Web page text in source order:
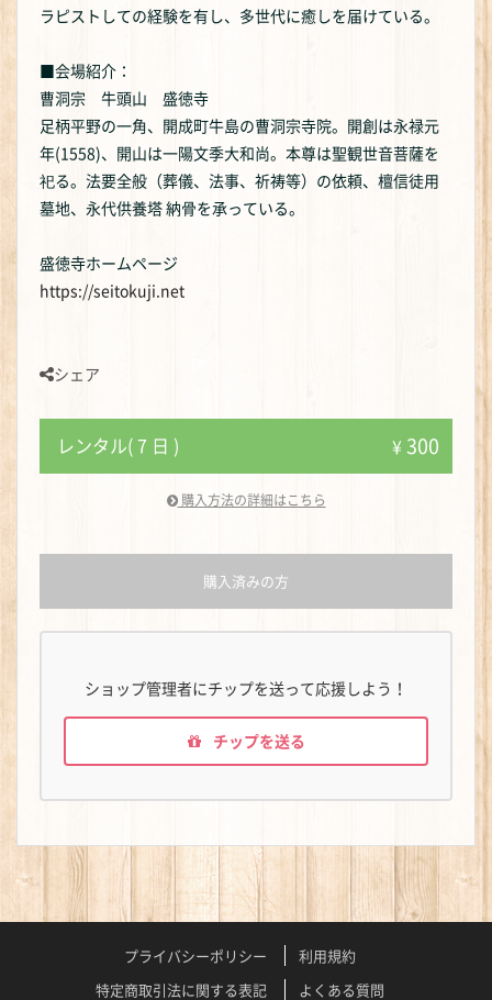
ラピストしての経験を有し、多世代に癒しを届けている。
■会場紹介：
曹洞宗 牛頭山 盛徳寺
足柄平野の一角、開成町牛島の曹洞宗寺院。開創は永禄元
年(1558)、開山は一陽文季大和尚。本尊は聖観世音菩薩を
祀る。法要全般（葬儀、法事、祈祷等）の依頼、檀信徒用
墓地、永代供養塔 納骨を承っている。
盛徳寺ホームページ
https://seitokuji.net
シェア
レンタル( 7 日 ) ¥300
購入方法の詳細はこちら
購入済みの方
ショップ管理者にチップを送って応援しよう！
チップを送る
プライバシーポリシー
利用規約
特定商取引法に関する表記
よくある質問